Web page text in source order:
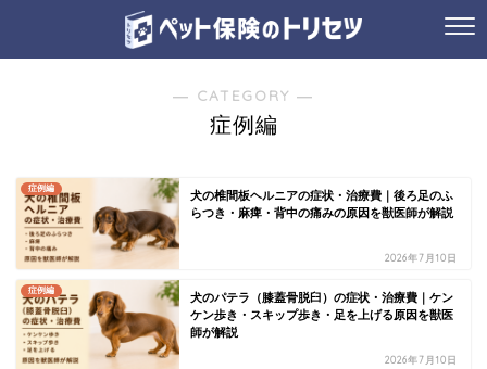
― CATEGORY ―
症例編
症例編
犬の椎間板ヘルニアの症状・治療費｜後ろ足のふ
らつき・麻痺・背中の痛みの原因を獣医師が解説
2026年7月10日
症例編
犬のパテラ（膝蓋骨脱臼）の症状・治療費｜ケン
ケン歩き・スキップ歩き・足を上げる原因を獣医
師が解説
2026年7月10日